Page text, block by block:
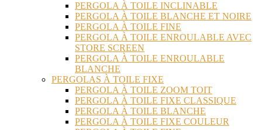
PERGOLA À TOILE INCLINABLE
PERGOLA À TOILE BLANCHE ET NOIRE
PERGOLA À TOILE FINE
PERGOLA À TOILE ENROULABLE AVEC
STORE SCREEN
PERGOLA À TOILE ENROULABLE
BLANCHE
PERGOLAS À TOILE FIXE
PERGOLA À TOILE ZOOM TOIT
PERGOLA À TOILE FIXE CLASSIQUE
PERGOLA À TOILE BLANCHE
PERGOLA À TOILE FIXE COULEUR